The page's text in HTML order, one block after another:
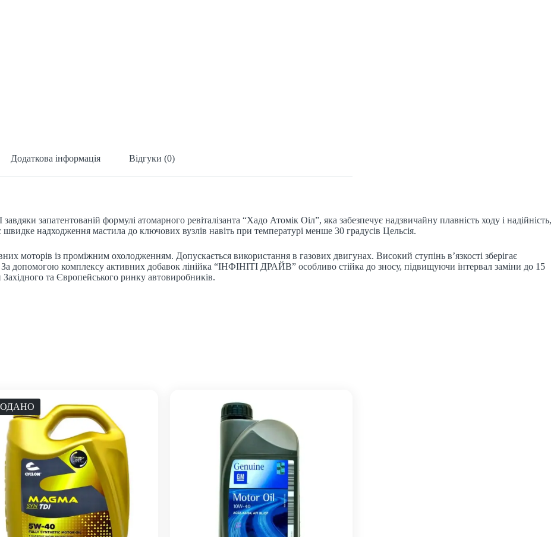
Додаткова інформація Відгуки (0)
запатентованій формулі атомарного ревіталізанта “Хадо Атомік Оіл”, яка забезпечує надзвичайну плавність ходу і надійність,
надходження мастила до ключових вузлів навіть при температурі менше 30 градусів Цельсія.
моторів із проміжним охолодженням. Допускається використання в газових двигунах. Високий ступінь в’язкості зберігає
допомогою комплексу активних добавок лінійка “ІНФІНІТІ ДРАЙВ” особливо стійка до зносу, підвищуючи інтервал заміни до 15
та Європейського ринку автовиробників.